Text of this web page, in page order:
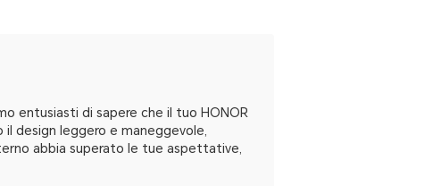
entusiasti di sapere che il tuo HONOR
design leggero e maneggevole,
abbia superato le tue aspettative,